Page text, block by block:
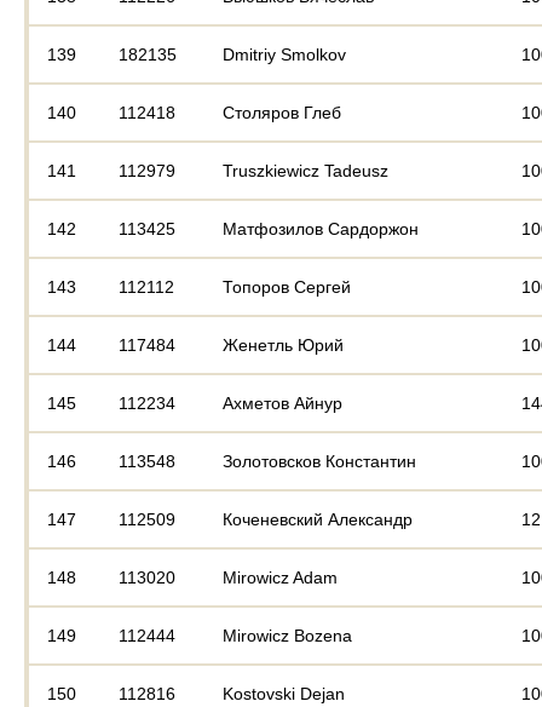
139 182135 Dmitriy Smolkov
140 112418 Столяров Глеб
141 112979 Truszkiewicz Tadeusz
142 113425 Матфозилов Сардоржон
143 112112 Топоров Сергей
144 117484 Женетль Юрий
145 112234 Ахметов Айнур
146 113548 Золотовсков Константин
147 112509 Коченевский Александр
148 113020 Mirowicz Adam
149 112444 Mirowicz Bozena
150 112816 Kostovski Dejan